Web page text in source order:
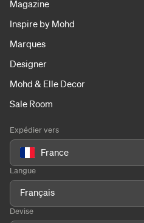
Magazine
Inspire by Mohd
Marques
Designer
Mohd & Elle Decor
Sale Room
Expédier vers
France
Langue
Français
Devise